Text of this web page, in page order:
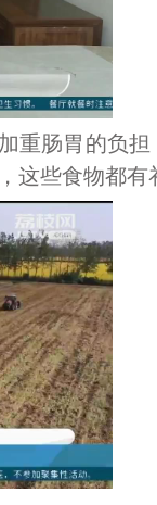
肠胃的负担
些食物都有